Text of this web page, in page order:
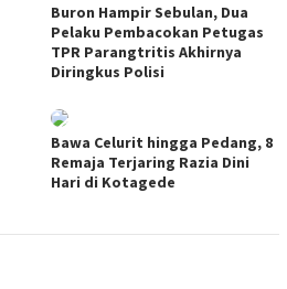
Buron Hampir Sebulan, Dua
Pelaku Pembacokan Petugas
TPR Parangtritis Akhirnya
Diringkus Polisi
Bawa Celurit hingga Pedang, 8
Remaja Terjaring Razia Dini
Hari di Kotagede